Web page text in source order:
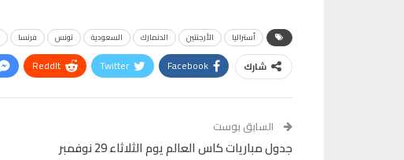
أستراليا الأرجنتين الدنمارك السعودية تونس فرنسا
شارك Facebook
Twitter
ReddIt
OK.ru
السابق بوست
جدول مباريات كاس العالم يوم الثلاثاء 29 نوفمبر